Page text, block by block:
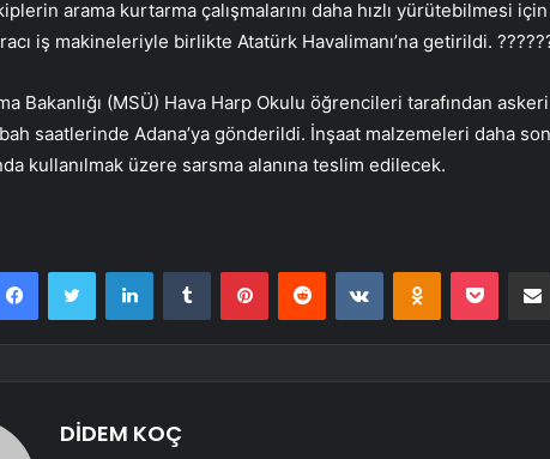
arama kurtarma çalışmalarını daha hızlı yürütebilmesi için
iş makineleriyle birlikte Atatürk Havalimanı’na getirildi.
Bakanlığı (MSÜ) Hava Harp Okulu öğrencileri tarafından
saatlerinde Adana’ya gönderildi. İnşaat malzemeleri daha
kullanılmak üzere sarsma alanına teslim edilecek.
FacebookTwitter LinkedInTumblr PinterestReddit VKontakteOdnoklassniki
Pocket
DİDEM KOÇ